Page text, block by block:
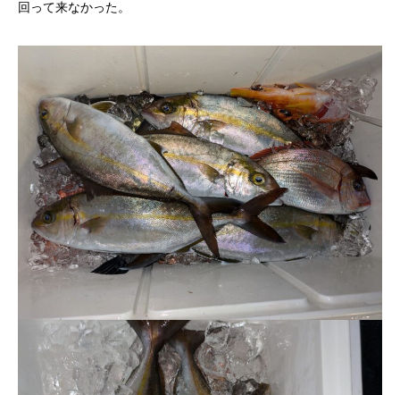
回って来なかった。